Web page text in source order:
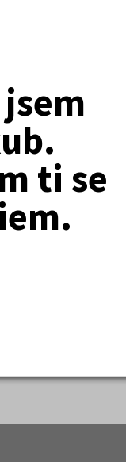
ti se
Rozcestník
Jak se dostat
Newsletter
Zaregistrujte